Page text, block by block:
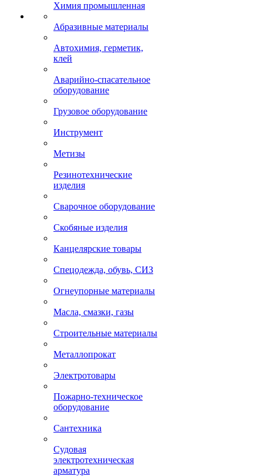
Химия промышленная
Абразивные материалы
Автохимия, герметик,
клей
Аварийно-спасательное
оборудование
Грузовое оборудование
Инструмент
Метизы
Резинотехнические
изделия
Сварочное оборудование
Скобяные изделия
Канцелярские товары
Спецодежда, обувь, СИЗ
Огнеупорные материалы
Масла, смазки, газы
Строительные материалы
Металлопрокат
Электротовары
Пожарно-техническое
оборудование
Сантехника
Судовая
электротехническая
арматура